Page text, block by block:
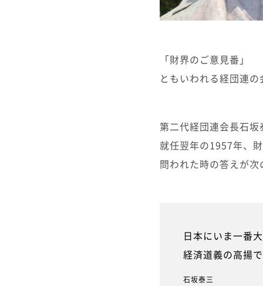
「財界のご意見番」
ともいわれる経団連の
第二代経団連会長石坂
就任翌年の1957年、
問われた時の答えが
日本にいま一番
経済道義の高揚
石坂泰三